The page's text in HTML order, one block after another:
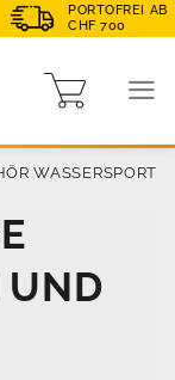
PORTOFREI AB
CHF 700
WASSERSPORT
UND